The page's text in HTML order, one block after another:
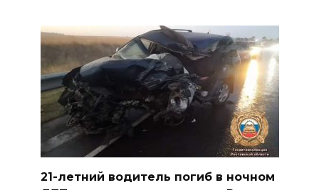
21-летний водитель погиб в ночном